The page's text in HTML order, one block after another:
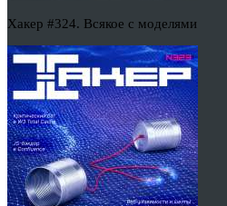
Хакер #324. Всякое с моделями